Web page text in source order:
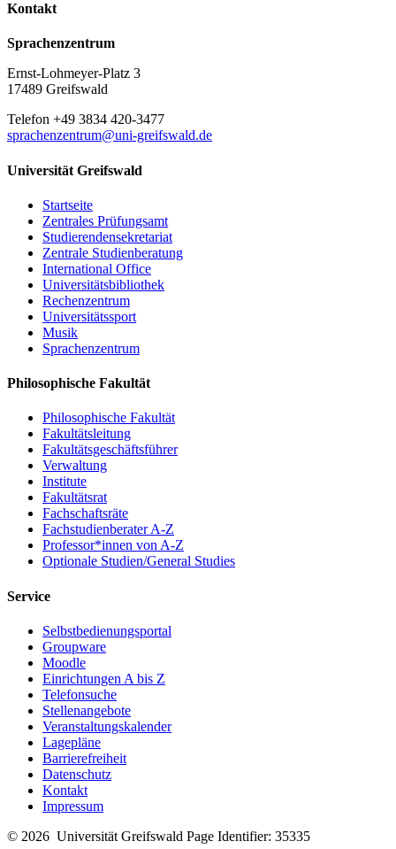
Kontakt
Sprachenzentrum
Ernst-Lohmeyer-Platz 3
17489 Greifswald
Telefon +49 3834 420-3477
sprachenzentrum@uni-greifswald.de
Universität Greifswald
Startseite
Zentrales Prüfungsamt
Studierendensekretariat
Zentrale Studienberatung
International Office
Universitätsbibliothek
Rechenzentrum
Universitätssport
Musik
Sprachenzentrum
Philosophische Fakultät
Philosophische Fakultät
Fakultätsleitung
Fakultätsgeschäftsführer
Verwaltung
Institute
Fakultätsrat
Fachschaftsräte
Fachstudienberater A-Z
Professor*innen von A-Z
Optionale Studien/General Studies
Service
Selbstbedienungsportal
Groupware
Moodle
Einrichtungen A bis Z
Telefonsuche
Stellenangebote
Veranstaltungskalender
Lagepläne
Barrierefreiheit
Datenschutz
Kontakt
Impressum
© 2026 Universität Greifswald Page Identifier: 35335